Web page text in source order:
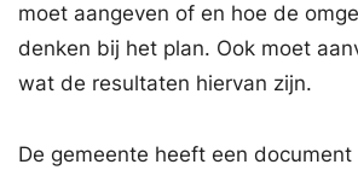
moet aangeven of en hoe de
denken bij het plan. Ook moet
wat de resultaten hiervan zijn.
De gemeente heeft een